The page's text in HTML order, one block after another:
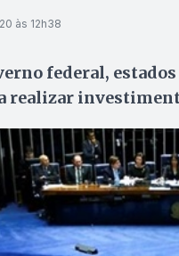
às 12h38
federal,
realizar